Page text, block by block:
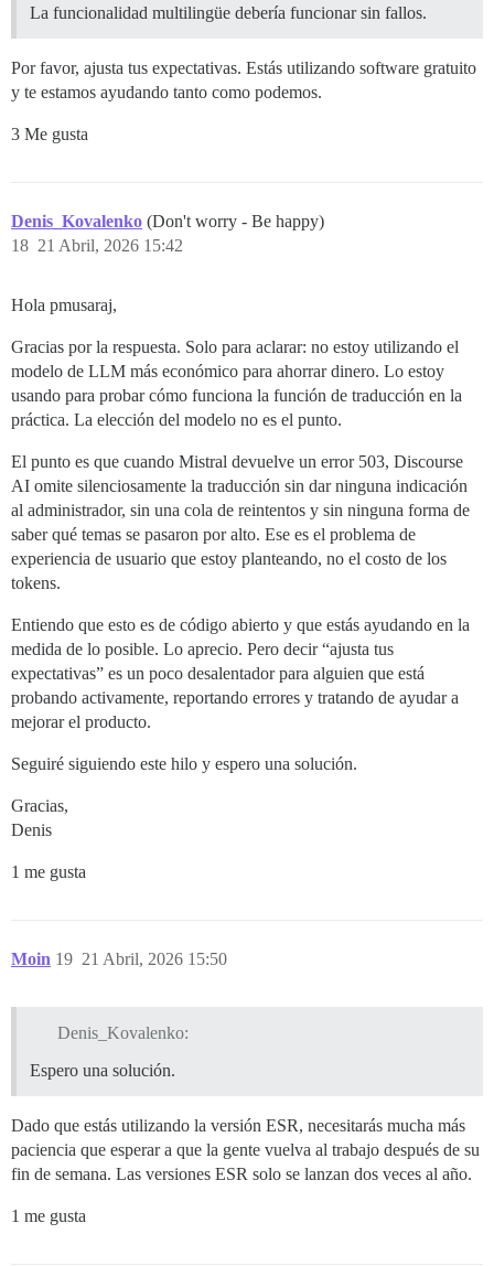
La funcionalidad multilingüe debería funcionar sin fallos.
Por favor, ajusta tus expectativas. Estás utilizando software gratuito
y te estamos ayudando tanto como podemos.
3 Me gusta
Denis_Kovalenko (Don't worry - Be happy)
21 Abril, 2026 15:42
18
Hola pmusaraj,
Gracias por la respuesta. Solo para aclarar: no estoy utilizando el
modelo de LLM más económico para ahorrar dinero. Lo estoy
usando para probar cómo funciona la función de traducción en la
práctica. La elección del modelo no es el punto.
El punto es que cuando Mistral devuelve un error 503, Discourse
AI omite silenciosamente la traducción sin dar ninguna indicación
al administrador, sin una cola de reintentos y sin ninguna forma de
saber qué temas se pasaron por alto. Ese es el problema de
experiencia de usuario que estoy planteando, no el costo de los
tokens.
Entiendo que esto es de código abierto y que estás ayudando en la
medida de lo posible. Lo aprecio. Pero decir “ajusta tus
expectativas” es un poco desalentador para alguien que está
probando activamente, reportando errores y tratando de ayudar a
mejorar el producto.
Seguiré siguiendo este hilo y espero una solución.
Gracias,
Denis
1 me gusta
Moin 21 Abril, 2026 15:50
19
Denis_Kovalenko:
Espero una solución.
Dado que estás utilizando la versión ESR, necesitarás mucha más
paciencia que esperar a que la gente vuelva al trabajo después de su
fin de semana. Las versiones ESR solo se lanzan dos veces al año.
1 me gusta